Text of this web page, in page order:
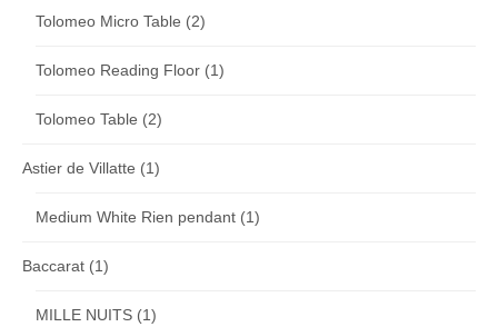
Tolomeo Micro Table (2)
Tolomeo Reading Floor (1)
Tolomeo Table (2)
Astier de Villatte (1)
Medium White Rien pendant (1)
Baccarat (1)
MILLE NUITS (1)